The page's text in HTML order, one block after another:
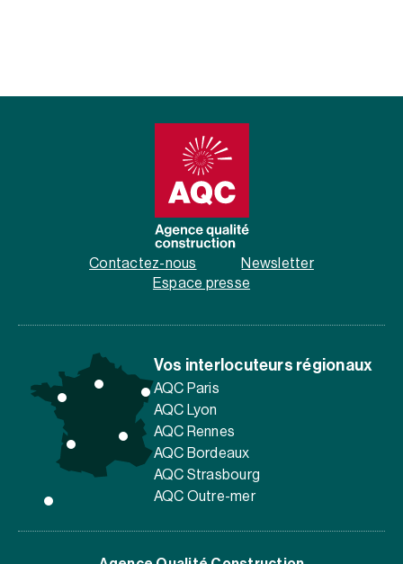
Contactez-nous
Newsletter
Espace presse
Vos interlocuteurs régionaux
AQC Paris
AQC Lyon
AQC Rennes
AQC Bordeaux
AQC Strasbourg
AQC Outre-mer